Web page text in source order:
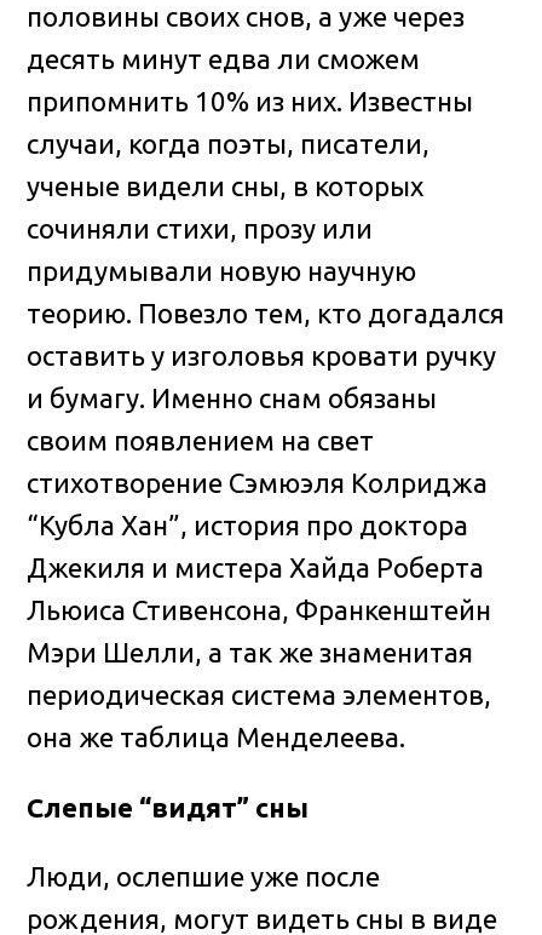
половины своих снов, а уже через
десять минут едва ли сможем
припомнить 10% из них. Известны
случаи, когда поэты, писатели,
ученые видели сны, в которых
сочиняли стихи, прозу или
придумывали новую научную
теорию. Повезло тем, кто догадался
оставить у изголовья кровати ручку
и бумагу. Именно снам обязаны
своим появлением на свет
стихотворение Сэмюэля Колриджа
“Кубла Хан”, история про доктора
Джекиля и мистера Хайда Роберта
Льюиса Стивенсона, Франкенштейн
Мэри Шелли, а так же знаменитая
периодическая система элементов,
она же таблица Менделеева.
Слепые “видят” сны
Люди, ослепшие уже после
рождения, могут видеть сны в виде